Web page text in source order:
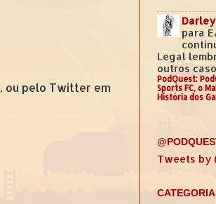
, ou pelo Twitter em
para
Legal
outros
PodQuest:
Sports FC, o
História dos
Tweets by